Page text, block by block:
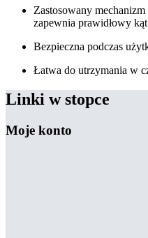
Zastosowany
zapewnia prawidłowy
Bezpieczna podczas
Łatwa do utrzymania w
Linki w stopce
Moje konto